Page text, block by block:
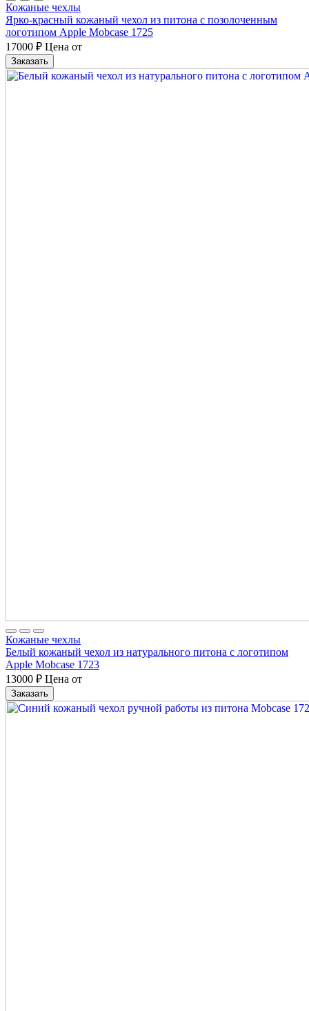
Кожаные чехлы
Ярко-красный кожаный чехол из питона с позолоченным
логотипом Apple Mobcase 1725
17000 ₽ Цена от
Заказать
Кожаные чехлы
Белый кожаный чехол из натурального питона с логотипом
Apple Mobcase 1723
13000 ₽ Цена от
Заказать